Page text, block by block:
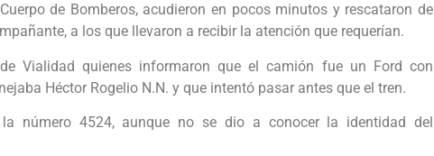
de Bomberos, acudieron en pocos minutos y rescataron de
a los que llevaron a recibir la atención que requerían.
Vialidad quienes informaron que el camión fue un Ford con
Héctor Rogelio N.N. y que intentó pasar antes que el tren.
número 4524, aunque no se dio a conocer la identidad del